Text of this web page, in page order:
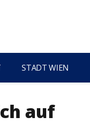
STADT WIEN
auf